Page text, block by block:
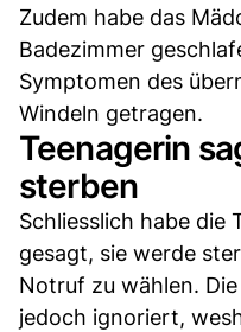
Zudem habe das
Badezimmer
Symptomen des
Windeln getragen.
Teenagerin
sterben
Schliesslich habe die
gesagt, sie werde
Notruf zu wählen.
jedoch ignoriert,